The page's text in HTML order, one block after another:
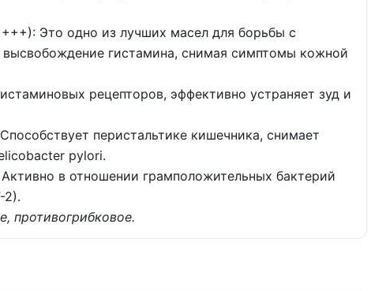
Это одно из лучших масел для борьбы с
гистамина, снимая симптомы кожной
рецепторов, эффективно устраняет зуд и
перистальтике кишечника, снимает
pylori.
в отношении грамположительных бактерий
2).
противогрибковое.